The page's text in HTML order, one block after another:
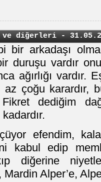
ve diğerleri -
bir arkadaşı
duruşu vardır
ağırlığı vardır.
az çoğu karardır,
Fikret dediğim
efendim,
kabul edip
diğerine
Alper’e,